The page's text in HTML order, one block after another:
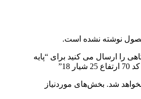
نوشته نشده است.
را ارسال می کنید برای “پایه
شد. بخش‌های موردنیاز